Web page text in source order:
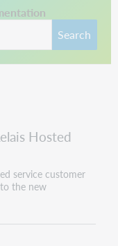
Search
Hosted
service customer
the new